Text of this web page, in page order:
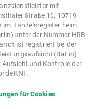
mit
Straße 10, 10719
im Handelsregister beim
unter der Nummer HRB
ist registriert bei der
(BaFin)
und Kontrolle der
KNF.
für Cookies